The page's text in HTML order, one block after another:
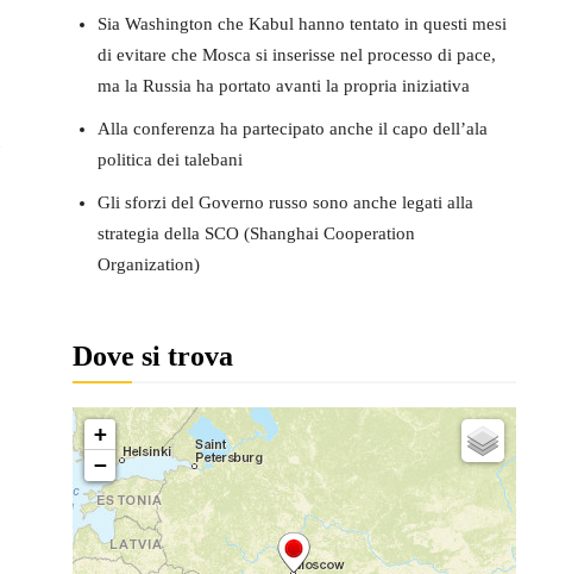
Sia Washington che Kabul hanno tentato in questi mesi
di evitare che Mosca si inserisse nel processo di pace,
ma la Russia ha portato avanti la propria iniziativa
Alla conferenza ha partecipato anche il capo dell’ala
politica dei talebani
Gli sforzi del Governo russo sono anche legati alla
strategia della SCO (Shanghai Cooperation
Organization)
Dove si trova